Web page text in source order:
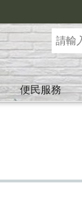
便民服務